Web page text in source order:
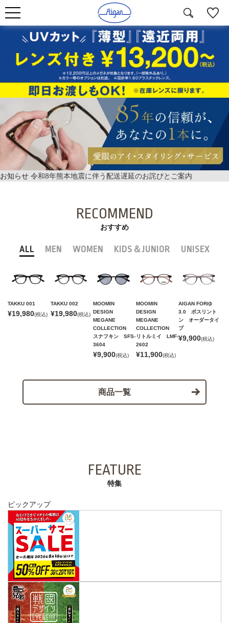
お知らせ 令和8年熊本地震に伴う配送遅延のお詫びとご案内
RECOMMEND
おすすめ
ALL MEN WOMEN KIDS＆JUNIOR UNISEX
TAKKU 001
¥19,980(税込)
TAKKU 002
¥19,980(税込)
MOOMIN
DESIGN
MEGANE
COLLECTION
スナフキン SFS-
3604
¥9,900(税込)
MOOMIN
DESIGN
MEGANE
COLLECTION
リトルミイ LMF-
2602
¥11,900(税込)
AIGAN FORゆ
3.0 ボスリント
ン オーダータイ
プ
¥9,900(税込)
商品一覧
FEATURE
特集
ピックアップ